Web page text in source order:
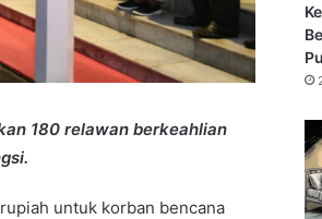
180 relawan berkeahlian
untuk korban bencana